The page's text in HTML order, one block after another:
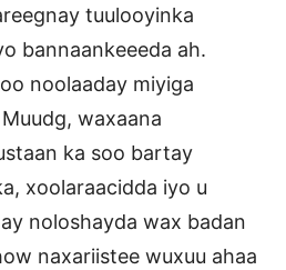
tuulooyinka
bannaankeeeda ah.
noolaaday miyiga
waxaana
ka soo bartay
xoolaraacidda iyo u
noloshayda wax badan
naxariistee wuxuu ahaa